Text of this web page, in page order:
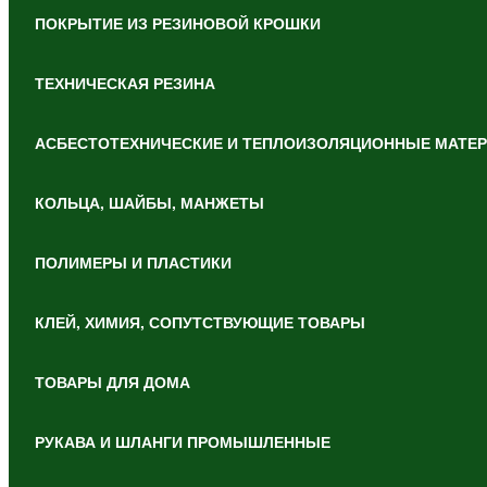
ПОКРЫТИЕ ИЗ РЕЗИНОВОЙ КРОШКИ
ТЕХНИЧЕСКАЯ РЕЗИНА
АСБЕСТОТЕХНИЧЕСКИЕ И ТЕПЛОИЗОЛЯЦИОННЫЕ
КОЛЬЦА, ШАЙБЫ, МАНЖЕТЫ
ПОЛИМЕРЫ И ПЛАСТИКИ
КЛЕЙ, ХИМИЯ, СОПУТСТВУЮЩИЕ ТОВАРЫ
ТОВАРЫ ДЛЯ ДОМА
РУКАВА И ШЛАНГИ ПРОМЫШЛЕННЫЕ